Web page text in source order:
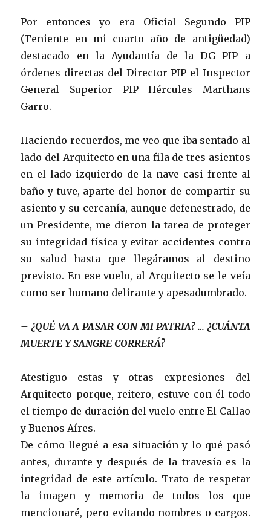
Por entonces yo era Oficial Segundo PIP
(Teniente en mi cuarto año de antigüedad)
destacado en la Ayudantía de la DG PIP a
órdenes directas del Director PIP el Inspector
General Superior PIP Hércules Marthans
Garro.
Haciendo recuerdos, me veo que iba sentado al
lado del Arquitecto en una fila de tres asientos
en el lado izquierdo de la nave casi frente al
baño y tuve, aparte del honor de compartir su
asiento y su cercanía, aunque defenestrado, de
un Presidente, me dieron la tarea de proteger
su integridad física y evitar accidentes contra
su salud hasta que llegáramos al destino
previsto. En ese vuelo, al Arquitecto se le veía
como ser humano delirante y apesadumbrado.
– ¿QUÉ VA A PASAR CON MI PATRIA? … ¿CUÁNTA
MUERTE Y SANGRE CORRERÁ?
Atestiguo estas y otras expresiones del
Arquitecto porque, reitero, estuve con él todo
el tiempo de duración del vuelo entre El Callao
y Buenos Aíres.
De cómo llegué a esa situación y lo qué pasó
antes, durante y después de la travesía es la
integridad de este artículo. Trato de respetar
la imagen y memoria de todos los que
mencionaré, pero evitando nombres o cargos.